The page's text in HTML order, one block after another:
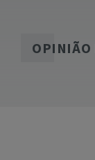
OPINIÃO